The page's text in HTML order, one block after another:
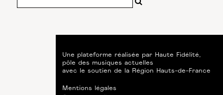
Une plateforme réalisée par Haute Fidélité,
pôle des musiques actuelles
avec le soutien de
la Région Hauts-de-France
Mentions légales